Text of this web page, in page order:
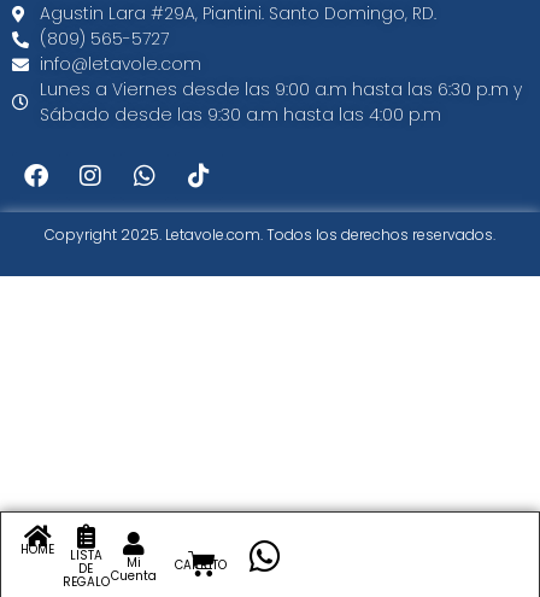
HOME LISTA
DE
REGALO
Mi
Cuenta
CARRITO
Agustin Lara #29A, Piantini. Santo Domingo, RD.​
(809) 565-5727
info@letavole.com
Lunes a Viernes desde las 9:00 a.m hasta las 6:30 p.m y
Sábado desde las 9:30 a.m hasta las 4:00 p.m
Copyright 2025. Letavole.com. Todos los derechos reservados.